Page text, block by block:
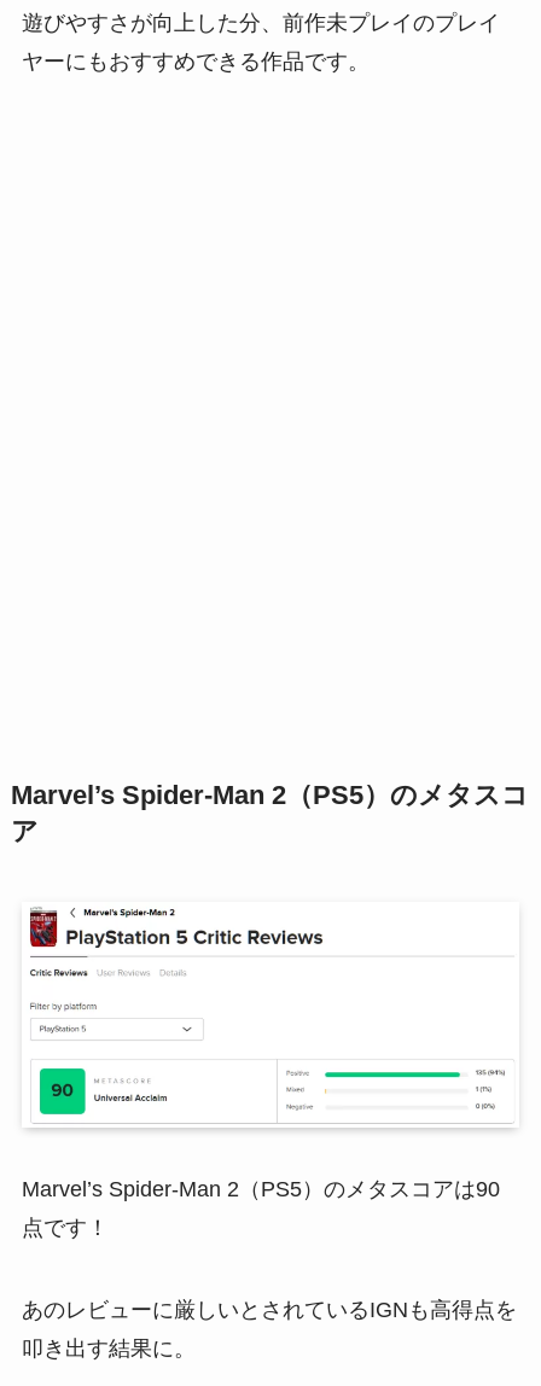
遊びやすさが向上した分、前作未プレイのプレイ
ヤーにもおすすめできる作品です。
Marvel’s Spider-Man 2（PS5）のメタスコ
ア
Marvel’s Spider-Man 2（PS5）のメタスコアは90
点です！
あのレビューに厳しいとされているIGNも高得点を
叩き出す結果に。